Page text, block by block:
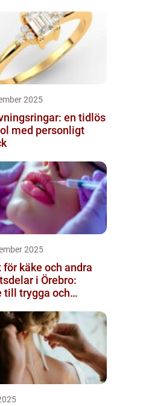
2025
en tidlös
med personligt
2025
för käke och andra
i Örebro:
till trygga och